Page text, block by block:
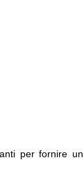
per fornire un